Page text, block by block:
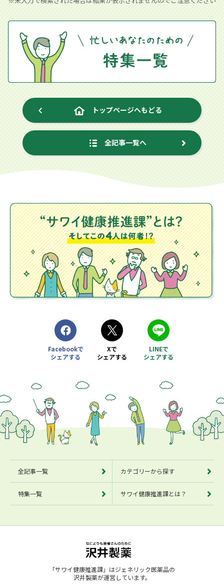
トップページへもどる
全記事一覧へ
Facebookで
シェアする
Xで
シェアする
LINEで
シェアする
全記事一覧 カテゴリーから探す
特集一覧 サワイ健康推進課とは？
「サワイ健康推進課」はジェネリック医薬品の
沢井製薬が運営しています。